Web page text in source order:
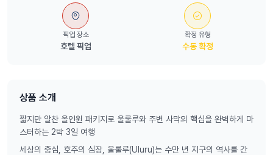
픽업 장소
호텔 픽업
확정 유형
수동 확정
상품 소개
짧지만 알찬 올인원 패키지로 울룰루와 주변 사막의 핵심을 완벽하게 마
스터하는 2박 3일 여행
세상의 중심, 호주의 심장, 울룰루(Uluru)는 수만 년 지구의 역사를 간